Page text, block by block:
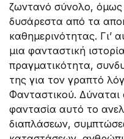
ζωντανό σύνολο, όμως
δυσάρεστα από τα
καθημερινότητας. Γι’
μια φανταστική
πραγματικότητα,
της για τον γραπτό
Φανταστικού.
φαντασία αυτό το
διαπλάσεων,